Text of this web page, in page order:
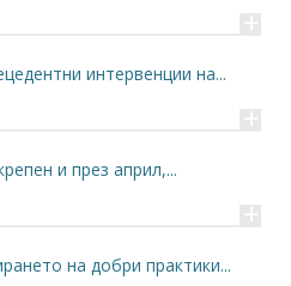
+
интервенции на...
+
и през април,...
+
на добри практики...